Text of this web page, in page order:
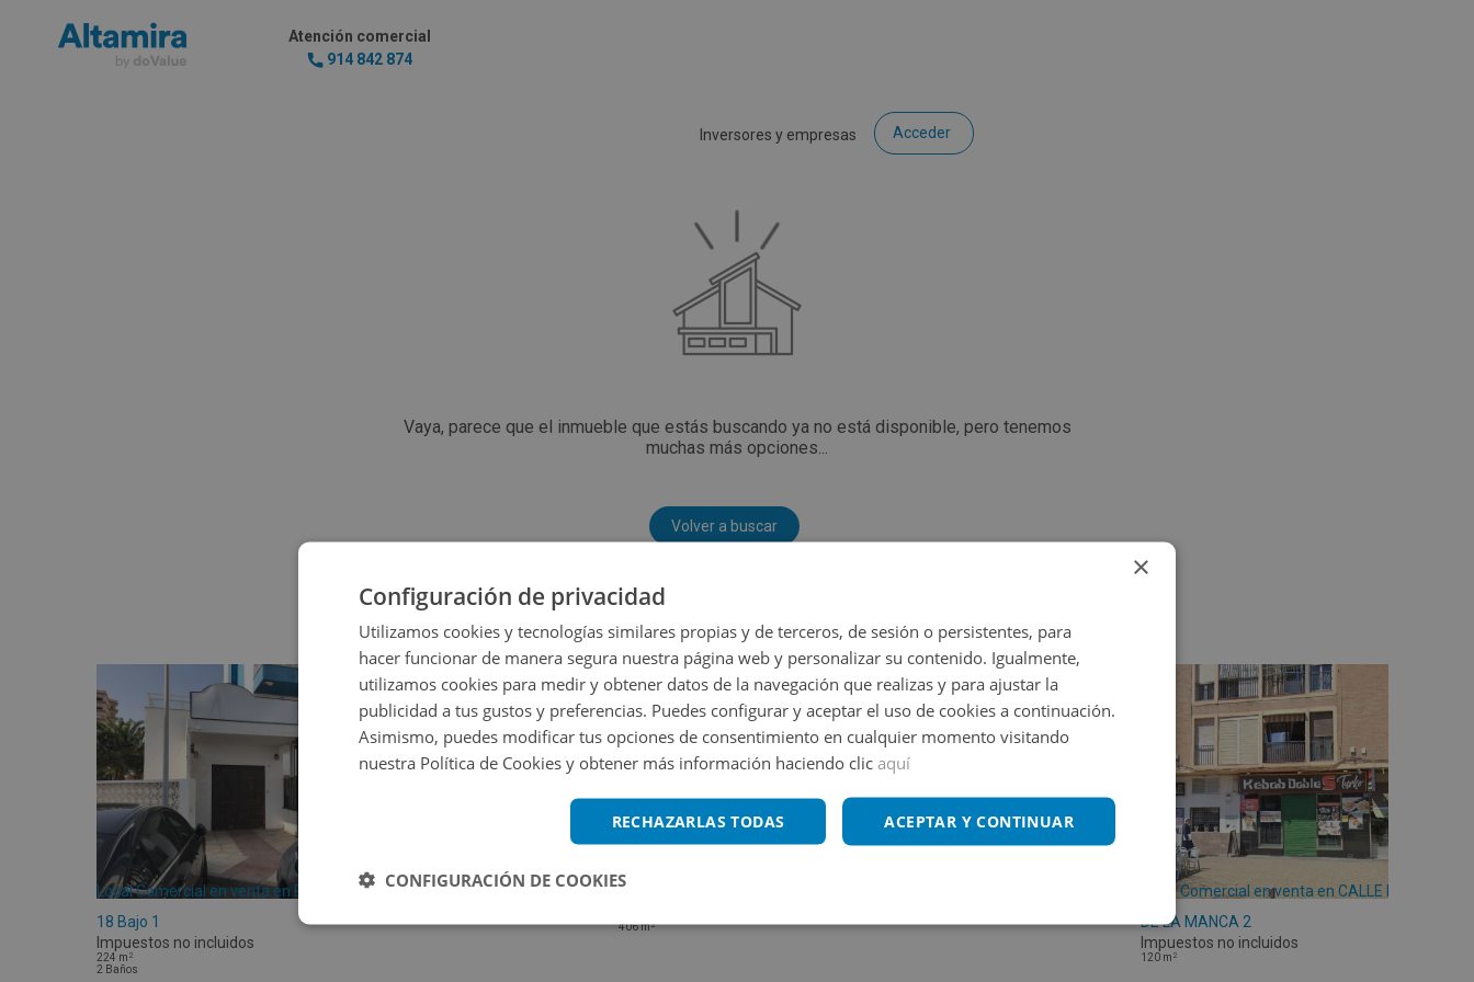
Atención comercial
914 842 874
Inversores y empresas Acceder
Vaya, parece que el inmueble que estás buscando ya no está disponible, pero tenemos
muchas más opciones...
Volver a buscar
Local Comercial en venta en De Las Gaviotas
18 Bajo 1
Impuestos no incluidos
224 m 2
2 Baños
Local Comercial en venta en SANTANDER 2
406m2
Local Comercial en venta en CALLE RONDA
DE LA MANCA 2
Impuestos no incluidos
120 m 2
×
Configuración de privacidad
Utilizamos cookies y tecnologías similares propias y de terceros, de sesión o persistentes, para
hacer funcionar de manera segura nuestra página web y personalizar su contenido. Igualmente,
utilizamos cookies para medir y obtener datos de la navegación que realizas y para ajustar la
publicidad a tus gustos y preferencias. Puedes configurar y aceptar el uso de cookies a continuación.
Asimismo, puedes modificar tus opciones de consentimiento en cualquier momento visitando
nuestra Política de Cookies y obtener más información haciendo clic aquí
ACEPTAR Y CONTINUAR
RECHAZARLAS TODAS
CONFIGURACIÓN DE COOKIES